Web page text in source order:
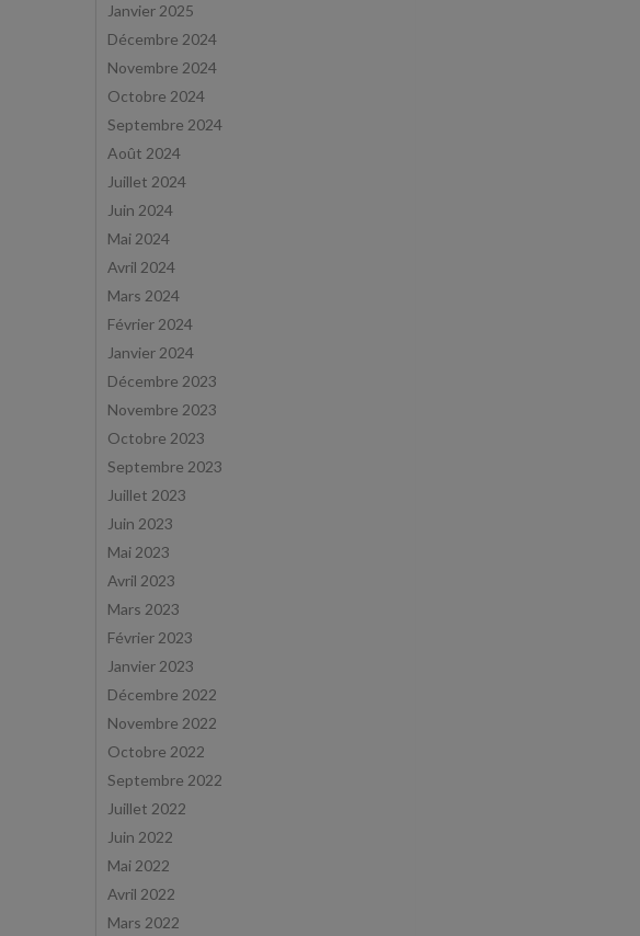
Janvier 2025
Décembre 2024
Novembre 2024
Octobre 2024
Septembre 2024
Août 2024
Juillet 2024
Juin 2024
Mai 2024
Avril 2024
Mars 2024
Février 2024
Janvier 2024
Décembre 2023
Novembre 2023
Octobre 2023
Septembre 2023
Juillet 2023
Juin 2023
Mai 2023
Avril 2023
Mars 2023
Février 2023
Janvier 2023
Décembre 2022
Novembre 2022
Octobre 2022
Septembre 2022
Juillet 2022
Juin 2022
Mai 2022
Avril 2022
Mars 2022